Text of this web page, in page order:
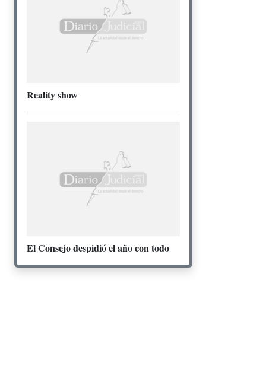
Reality show
El Consejo despidió el año con todo